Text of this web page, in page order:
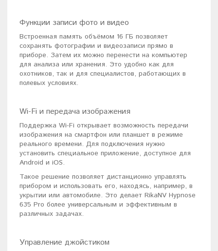
Функции записи фото и видео
Встроенная память объёмом 16 ГБ позволяет
сохранять фотографии и видеозаписи прямо в
приборе. Затем их можно перенести на компьютер
для анализа или хранения. Это удобно как для
охотников, так и для специалистов, работающих в
полевых условиях.
Wi-Fi и передача изображения
Поддержка Wi-Fi открывает возможность передачи
изображения на смартфон или планшет в режиме
реального времени. Для подключения нужно
установить специальное приложение, доступное для
Android и iOS.
Такое решение позволяет дистанционно управлять
прибором и использовать его, находясь, например, в
укрытии или автомобиле. Это делает RikaNV Hypnose
635 Pro более универсальным и эффективным в
различных задачах.
Управление джойстиком